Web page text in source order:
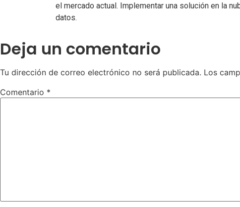
el mercado actual. Implementar una solución en la
datos.
Deja un comentario
Tu dirección de correo electrónico no será publicada. Los
Comentario *